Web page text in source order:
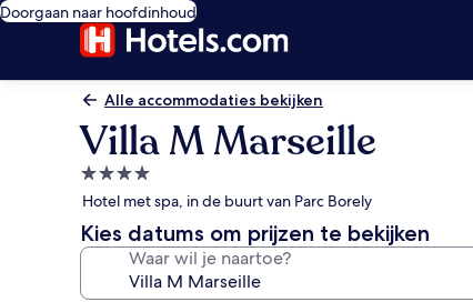
Doorgaan naar hoofdinhoud
Alle accommodaties bekijken
Villa M Marseille
4.0-
sterrenaccommodatie
Hotel met spa, in de buurt van Parc Borely
Kies datums om prijzen te bekijken
Waar wil je naartoe?